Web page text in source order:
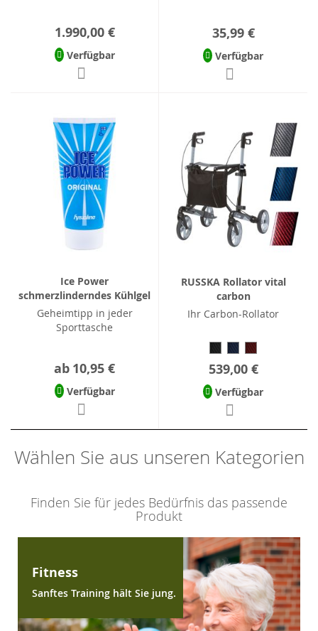
1.990,00 €
Verfügbar
35,99 €
Verfügbar
Ice Power
schmerzlinderndes Kühlgel
Geheimtipp in jeder
Sporttasche
ab 10,95 €
Verfügbar
RUSSKA Rollator vital
carbon
Ihr Carbon-Rollator
539,00 €
Verfügbar
Wählen Sie aus unseren Kategorien
Finden Sie für jedes Bedürfnis das passende
Produkt
Fitness
Sanftes Training hält Sie jung.